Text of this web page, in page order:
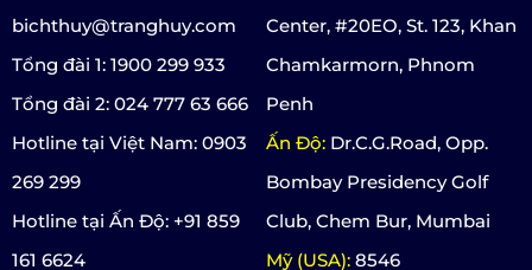
bichthuy@tranghuy.com
Tổng đài 1: 1900 299 933
Tổng đài 2: 024 777 63 666
Hotline tại Việt Nam: 0903
269 299
Hotline tại Ấn Độ: +91 859
161 6624
Center, #20EO, St. 123, Khan
Chamkarmorn, Phnom
Penh
Ấn Độ: Dr.C.G.Road, Opp.
Bombay Presidency Golf
Club, Chem Bur, Mumbai
Mỹ (USA): 8546